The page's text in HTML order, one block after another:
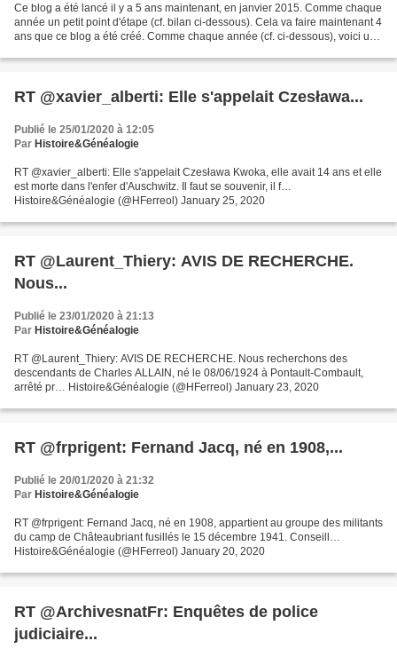
Ce blog a été lancé il y a 5 ans maintenant, en janvier 2015. Comme chaque
année un petit point d'étape (cf. bilan ci-dessous). Cela va faire maintenant 4
ans que ce blog a été créé. Comme chaque année (cf. ci-dessous), voici un
RT @xavier_alberti: Elle s'appelait Czesława...
Publié le 25/01/2020 à 12:05
Par Histoire&Généalogie
RT @xavier_alberti: Elle s'appelait Czesława Kwoka, elle avait 14 ans et elle
est morte dans l'enfer d'Auschwitz. Il faut se souvenir, il f…
Histoire&Généalogie (@HFerreol) January 25, 2020
RT @Laurent_Thiery: AVIS DE RECHERCHE.
Nous...
Publié le 23/01/2020 à 21:13
Par Histoire&Généalogie
RT @Laurent_Thiery: AVIS DE RECHERCHE. Nous recherchons des
descendants de Charles ALLAIN, né le 08/06/1924 à Pontault-Combault,
arrêté pr… Histoire&Généalogie (@HFerreol) January 23, 2020
RT @frprigent: Fernand Jacq, né en 1908,...
Publié le 20/01/2020 à 21:32
Par Histoire&Généalogie
RT @frprigent: Fernand Jacq, né en 1908, appartient au groupe des militants
du camp de Châteaubriant fusillés le 15 décembre 1941. Conseill…
Histoire&Généalogie (@HFerreol) January 20, 2020
RT @ArchivesnatFr: Enquêtes de police
judiciaire...